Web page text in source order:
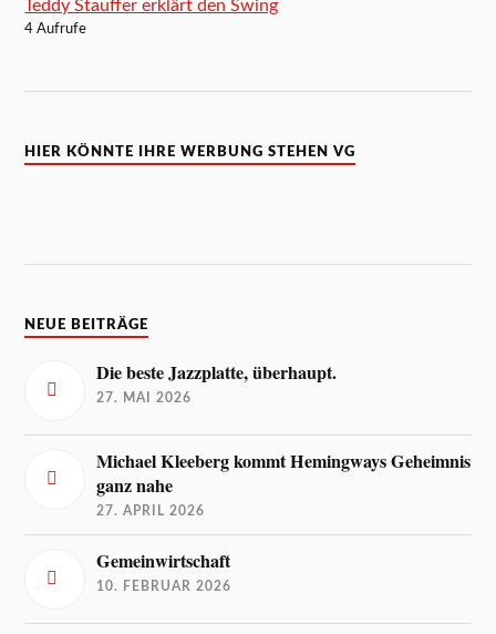
Teddy Stauffer erklärt den Swing
4 Aufrufe
HIER KÖNNTE IHRE WERBUNG STEHEN VG
NEUE BEITRÄGE
Die beste Jazzplatte, überhaupt.
27. MAI 2026
Michael Kleeberg kommt Hemingways Geheimnis
ganz nahe
27. APRIL 2026
Gemeinwirtschaft
10. FEBRUAR 2026